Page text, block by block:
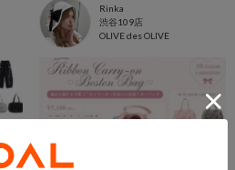
Rinka
渋谷109店
OLIVE des OLIVE